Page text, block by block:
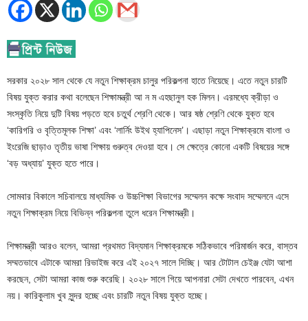
সরকার ২০২৮ সাল থেকে যে নতুন শিক্ষাক্রম চালুর পরিকল্পনা হাতে নিয়েছে। এতে নতুন চারটি
বিষয় যুক্ত করার কথা বলেছেন শিক্ষামন্ত্রী আ ন ম এহছানুল হক মিলন। এরমধ্যে ক্রীড়া ও
সংস্কৃতি নিয়ে দুটি বিষয় পড়তে হবে চতুর্থ শ্রেণি থেকে। আর ষষ্ঠ শ্রেণি থেকে যুক্ত হবে
‘কারিগরি ও বৃত্তিমূলক শিক্ষা’ এবং ‘লার্নিং উইথ হ্যাপিনেস’। এছাড়া নতুন শিক্ষাক্রমে বাংলা ও
ইংরেজি ছাড়াও তৃতীয় ভাষা শিক্ষায় গুরুত্ব দেওয়া হবে। সে ক্ষেত্রে কোনো একটি বিষয়ের সঙ্গে
‘বড় অধ্যায়’ যুক্ত হতে পারে।
সোমবার বিকালে সচিবালয়ে মাধ্যমিক ও উচ্চশিক্ষা বিভাগের সম্মেলন কক্ষে সংবাদ সম্মেলনে এসে
নতুন শিক্ষাক্রম নিয়ে বিভিন্ন পরিকল্পনা তুলে ধরেন শিক্ষামন্ত্রী।
শিক্ষামন্ত্রী আরও বলেন, আমরা প্রথমত বিদ্যমান শিক্ষাক্রমকে সঠিকভাবে পরিমার্জন করে, বাস্তব
সম্মতভাবে এটাকে আমরা রিভাইজ করে এই ২০২৭ সালে দিচ্ছি। আর টোটাল চেইঞ্জ যেটা আশা
করছেন, সেটা আমরা কাজ শুরু করেছি। ২০২৮ সালে গিয়ে আপনারা সেটা দেখতে পারবেন, এখন
নয়। কারিকুলাম খুব সুন্দর হচ্ছে এবং চারটি নতুন বিষয় যুক্ত হচ্ছে।